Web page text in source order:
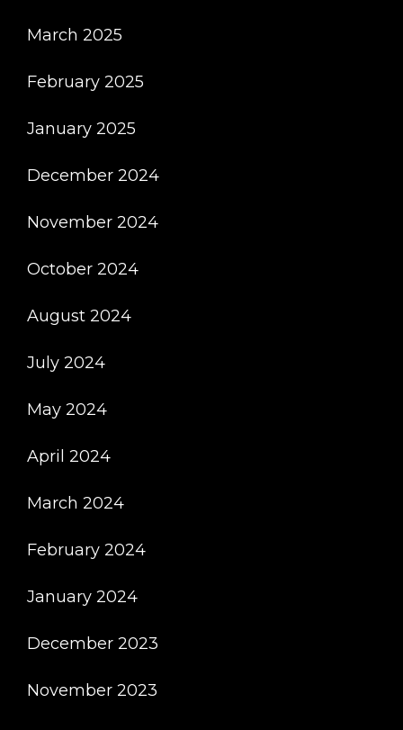
March 2025
February 2025
January 2025
December 2024
November 2024
October 2024
August 2024
July 2024
May 2024
April 2024
March 2024
February 2024
January 2024
December 2023
November 2023